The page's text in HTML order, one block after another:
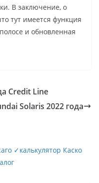
В заключение, о
тут имеется функция
и обновленная
Credit Line
Solaris 2022 года
✓калькулятор Каско